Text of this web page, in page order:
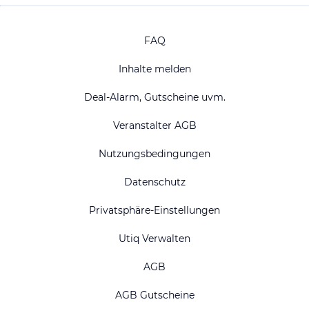
FAQ
Inhalte melden
Deal-Alarm, Gutscheine uvm.
Veranstalter AGB
Nutzungsbedingungen
Datenschutz
Privatsphäre-Einstellungen
Utiq Verwalten
AGB
AGB Gutscheine